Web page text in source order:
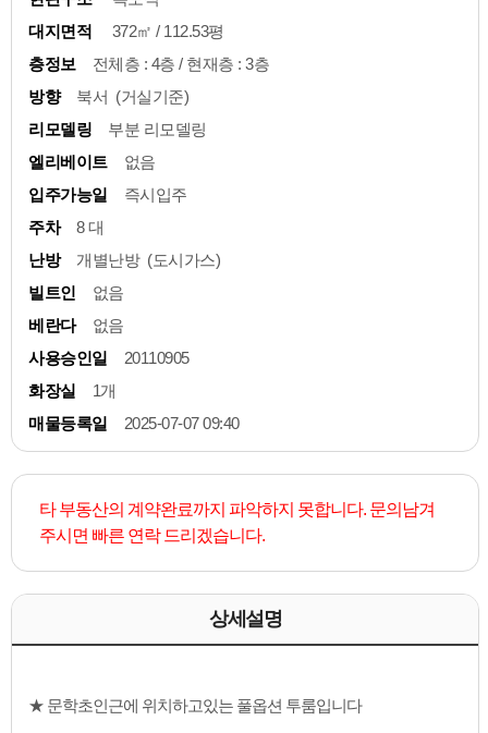
대지면적
372㎡ / 112.53평
층정보
전체층 : 4층 / 현재층 : 3층
방향
북서 (거실기준)
리모델링
부분 리모델링
엘리베이트
없음
입주가능일
즉시입주
주차
8 대
난방
개별난방 (도시가스)
빌트인
없음
베란다
없음
사용승인일
20110905
화장실
1개
매물등록일
2025-07-07 09:40
타 부동산의 계약완료까지 파악하지 못합니다. 문의남겨
주시면 빠른 연락 드리겠습니다.
상세설명
★ 문학초인근에 위치하고있는 풀옵션 투룸입니다